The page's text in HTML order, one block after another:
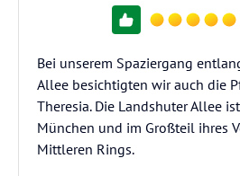
Bei unserem Spaziergang
Allee besichtigten wir auch die
Theresia. Die Landshuter Allee
München und im Großteil ihres
Mittleren Rings.